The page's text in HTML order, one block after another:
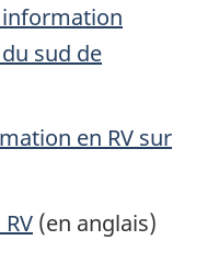
sud de
en RV sur
(en anglais)